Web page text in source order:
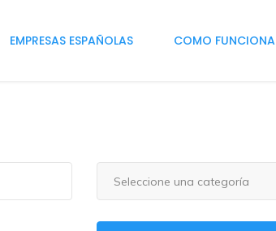
EMPRESAS ESPAÑOLAS COMO FUNCIONA
Seleccione una categoría